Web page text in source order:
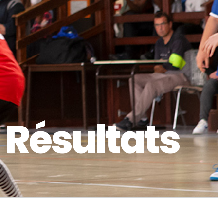
Résultats